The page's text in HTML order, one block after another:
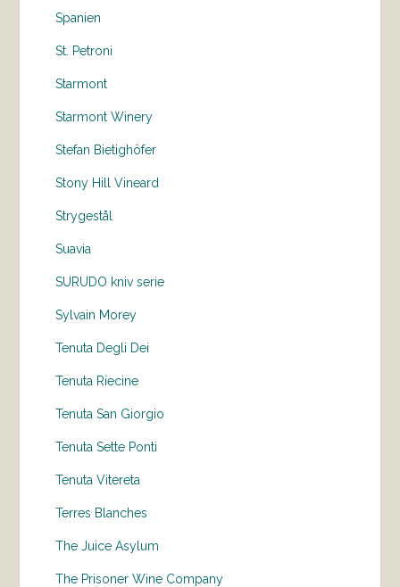
Spanien
St. Petroni
Starmont
Starmont Winery
Stefan Bietighöfer
Stony Hill Vineard
Strygestål
Suavia
SURUDO kniv serie
Sylvain Morey
Tenuta Degli Dei
Tenuta Riecine
Tenuta San Giorgio
Tenuta Sette Ponti
Tenuta Vitereta
Terres Blanches
The Juice Asylum
The Prisoner Wine Company